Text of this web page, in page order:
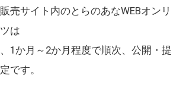
売サイト内のとらのあなWEBオンリ
は
1か月～2か月程度で順次、公開・提
です。